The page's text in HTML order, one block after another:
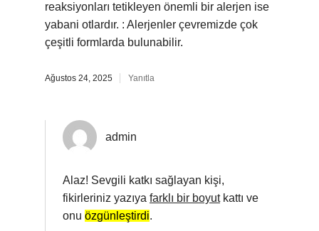
reaksiyonları tetikleyen önemli bir alerjen ise
yabani otlardır. : Alerjenler çevremizde çok
çeşitli formlarda bulunabilir.
Ağustos 24, 2025 Yanıtla
admin
Alaz! Sevgili katkı sağlayan kişi,
fikirleriniz yazıya farklı bir boyutkattı ve
onu özgünleştirdi.